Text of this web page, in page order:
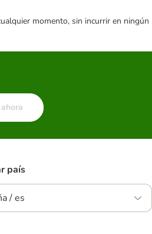
momento, sin incurrir en ningún
país
/ es